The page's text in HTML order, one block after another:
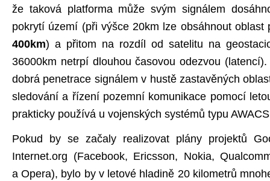
že taková platforma může svým signálem
pokrytí území (při výšce 20km lze obsáhnout
400km) a přitom na rozdíl od satelitu na
36000km netrpí dlouhou časovou odezvou
dobrá penetrace signálem v hustě zastavěných
sledování a řízení pozemní komunikace pomocí
prakticky používá u vojenských systémů typu
Pokud by se začaly realizovat plány projektů
Internet.org (Facebook, Ericsson, Nokia,
a Opera), bylo by v letové hladině 20 kilometrů